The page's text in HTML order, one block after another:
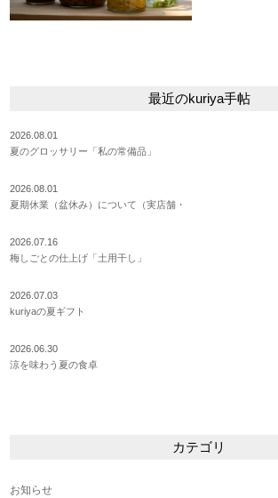
最近のkuriya手帖
2026.08.01
夏のグロッサリー「私の常備品」
2026.08.01
夏期休業（盆休み）について（実店舗・
2026.07.16
梅しごとの仕上げ「土用干し」
2026.07.03
kuriyaの夏ギフト
2026.06.30
涼を味わう夏の食卓
カテゴリ
お知らせ